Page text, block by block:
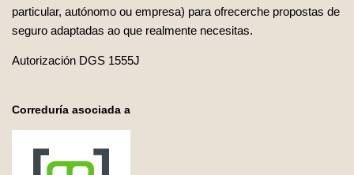
particular, autónomo ou empresa) para ofrecerche propostas de
seguro adaptadas ao que realmente necesitas.
Autorización DGS 1555J
Correduría asociada a